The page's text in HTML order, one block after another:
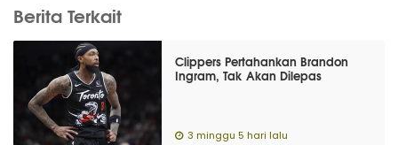
Berita Terkait
Clippers Pertahankan Brandon
Ingram, Tak Akan Dilepas
3 minggu 5 hari lalu